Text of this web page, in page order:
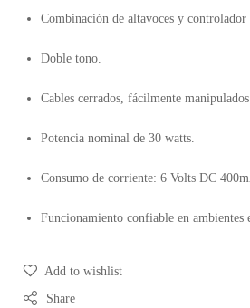
Combinación de altavoces y controlador
Doble tono.
Cables cerrados, fácilmente manipulados
Potencia nominal de 30 watts.
Consumo de corriente: 6 Volts DC
Funcionamiento confiable en ambientes
Add to wishlist
Share